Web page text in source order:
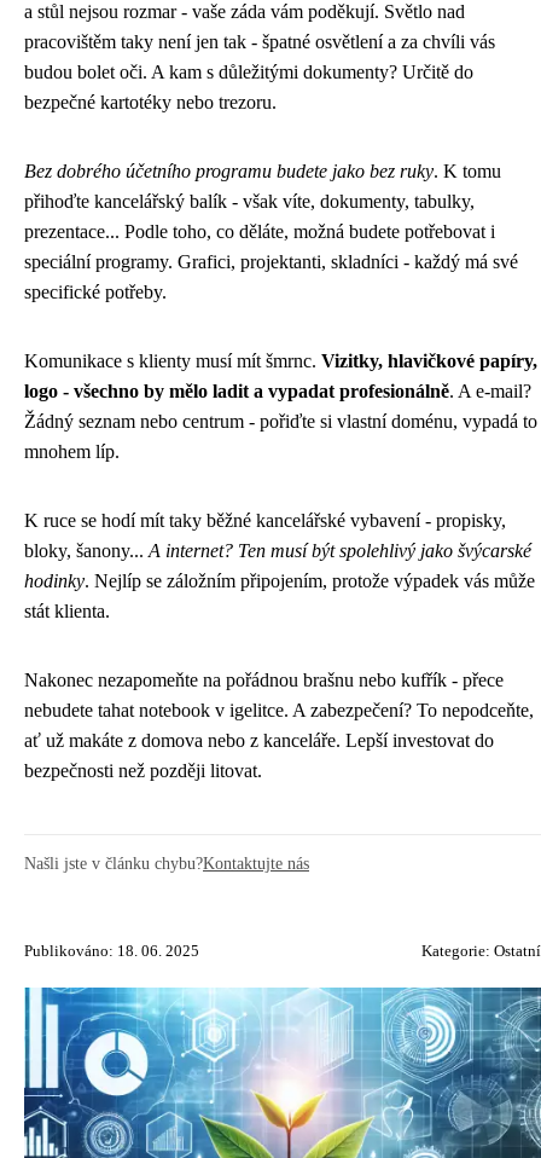
a stůl nejsou rozmar - vaše záda vám poděkují. Světlo nad
pracovištěm taky není jen tak - špatné osvětlení a za chvíli vás
budou bolet oči. A kam s důležitými dokumenty? Určitě do
bezpečné kartotéky nebo trezoru.
Bez dobrého účetního programu budete jako bez ruky. K tomu
přihoďte kancelářský balík - však víte, dokumenty, tabulky,
prezentace... Podle toho, co děláte, možná budete potřebovat i
speciální programy. Grafici, projektanti, skladníci - každý má své
specifické potřeby.
Komunikace s klienty musí mít šmrnc. Vizitky, hlavičkové papíry,
logo - všechno by mělo ladit a vypadat profesionálně. A e-mail?
Žádný seznam nebo centrum - pořiďte si vlastní doménu, vypadá to
mnohem líp.
K ruce se hodí mít taky běžné kancelářské vybavení - propisky,
bloky, šanony... A internet? Ten musí být spolehlivý jako švýcarské
hodinky. Nejlíp se záložním připojením, protože výpadek vás může
stát klienta.
Nakonec nezapomeňte na pořádnou brašnu nebo kufřík - přece
nebudete tahat notebook v igelitce. A zabezpečení? To nepodceňte,
ať už makáte z domova nebo z kanceláře. Lepší investovat do
bezpečnosti než později litovat.
Našli jste v článku chybu?Kontaktujte nás
Publikováno: 18. 06. 2025 Kategorie: Ostatní